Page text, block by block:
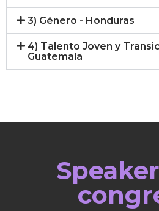
3) Género - Honduras
4) Talento Joven y
Guatemala